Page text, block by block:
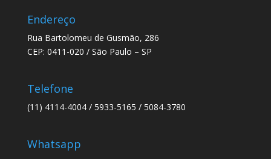
Endereço
Rua Bartolomeu de Gusmão, 286
CEP: 0411-020 / São Paulo – SP
Telefone
(11) 4114-4004 / 5933-5165 / 5084-3780
Whatsapp